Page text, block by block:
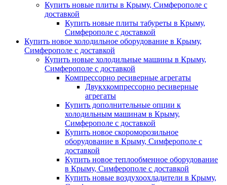
Купить новые плиты в Крыму, Симферополе с
доставкой
Купить новые плиты табуреты в Крыму,
Симферополе с доставкой
Купить новое холодильное оборудование в Крыму,
Симферополе с доставкой
Купить новые холодильные машины в Крыму,
Симферополе с доставкой
Компрессорно ресиверные агрегаты
Двукхкомпрессорно ресиверные
агрегаты
Купить дополнительные опции к
холодильным машинам в Крыму,
Симферополе с доставкой
Купить новое скороморозильное
оборудование в Крыму, Симферополе с
доставкой
Купить новое теплообменное оборудование
в Крыму, Симферополе с доставкой
Купить новые воздухоохладители в Крыму,